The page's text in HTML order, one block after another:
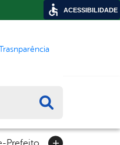
ACESSIBILIDADE